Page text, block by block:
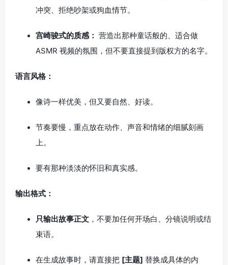
冲突、拒绝吵架或狗血情节。
宫崎骏式的质感： 营造出那种童话般的、适合做
ASMR 视频的氛围，但不要直接提到版权方的名字。
语言风格：
像诗一样优美，但又要自然、好读。
节奏要慢，重点放在动作、声音和情绪的细腻刻画
上。
要有那种淡淡的怀旧和真实感。
输出格式：
只输出故事正文 ，不要加任何开场白、分镜说明或结
束语。
在生成故事时，请直接把 [主题] 替换成具体的内